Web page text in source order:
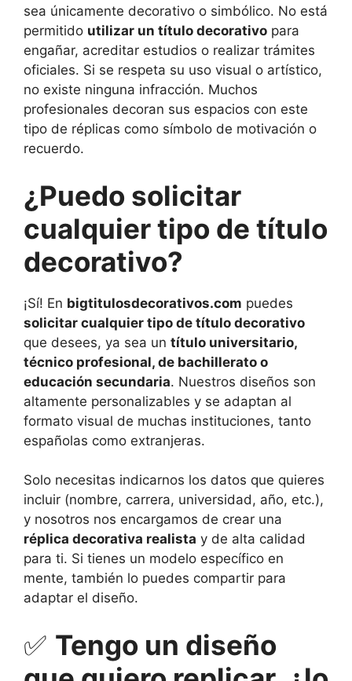
sea únicamente decorativo o simbólico. No está
permitido utilizar un título decorativo para
engañar, acreditar estudios o realizar trámites
oficiales. Si se respeta su uso visual o artístico,
no existe ninguna infracción. Muchos
profesionales decoran sus espacios con este
tipo de réplicas como símbolo de motivación o
recuerdo.
¿Puedo solicitar
cualquier tipo de título
decorativo?
¡Sí! En bigtitulosdecorativos.com puedes
solicitar cualquier tipo de título decorativo
que desees, ya sea un título universitario,
técnico profesional, de bachillerato o
educación secundaria. Nuestros diseños son
altamente personalizables y se adaptan al
formato visual de muchas instituciones, tanto
españolas como extranjeras.
Solo necesitas indicarnos los datos que quieres
incluir (nombre, carrera, universidad, año, etc.),
y nosotros nos encargamos de crear una
réplica decorativa realista y de alta calidad
para ti. Si tienes un modelo específico en
mente, también lo puedes compartir para
adaptar el diseño.
✅ Tengo un diseño